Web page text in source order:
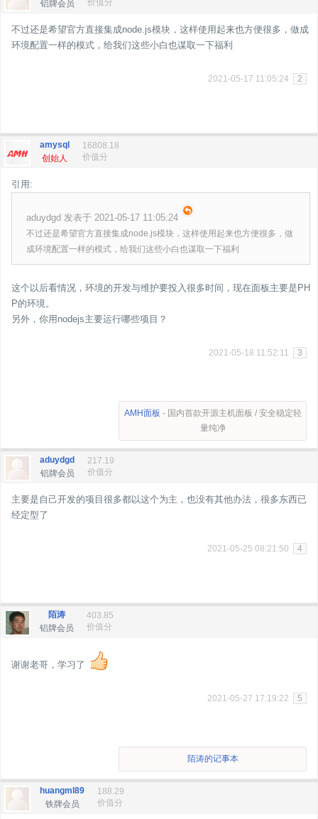
铝牌会员
价值分
不过还是希望官方直接集成node.js模块，这样使用起来也方便很多，做成
环境配置一样的模式，给我们这些小白也谋取一下福利
2021-05-17 11:05:24 2
amysql
创始人
16808.18
价值分
引用:
aduydgd 发表于 2021-05-17 11:05:24
不过还是希望官方直接集成node.js模块，这样使用起来也方便很多，做
成环境配置一样的模式，给我们这些小白也谋取一下福利
这个以后看情况，环境的开发与维护要投入很多时间，现在面板主要是PH
P的环境。
另外，你用nodejs主要运行哪些项目？
2021-05-18 11:52:11 3
AMH面板 - 国内首款开源主机面板 / 安全稳定轻
量纯净
aduydgd
铝牌会员
217.19
价值分
主要是自己开发的项目很多都以这个为主，也没有其他办法，很多东西已
经定型了
2021-05-25 08:21:50 4
陌涛
铝牌会员
403.85
价值分
谢谢老哥，学习了
2021-05-27 17:19:22 5
陌涛的记事本
huangml89
铁牌会员
188.29
价值分